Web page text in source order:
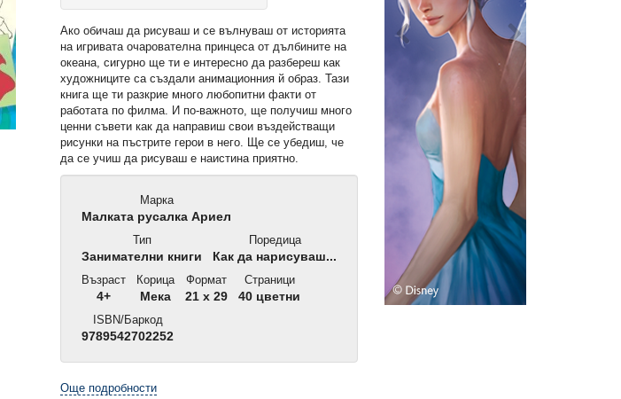
Ако обичаш да рисуваш и се вълнуваш от историята
на игривата очарователна принцеса от дълбините на
океана, сигурно ще ти е интересно да разбереш как
художниците са създали анимационния й образ. Тази
книга ще ти разкрие много любопитни факти от
работата по филма. И по-важното, ще получиш много
ценни съвети как да направиш свои въздействащи
рисунки на пъстрите герои в него. Ще се убедиш, че
да се учиш да рисуваш е наистина приятно.
Марка
Малката русалка Ариел
Тип
Занимателни книги
Поредица
Как да нарисуваш...
Възраст
4+
Корица
Мека
Формат
21 x 29
Страници
40 цветни
ISBN/Баркод
9789542702252
Още подробности